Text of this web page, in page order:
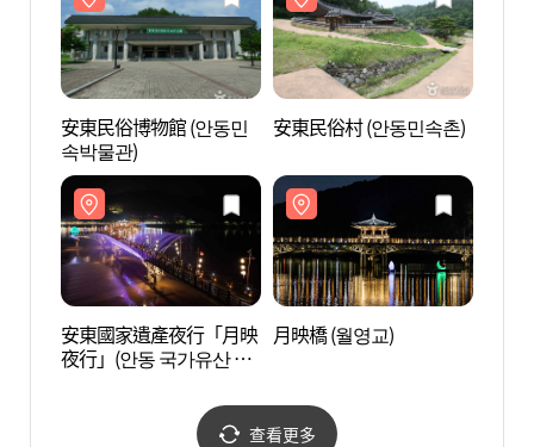
安東民俗博物館 (안동민
속박물관)
安東民俗村 (안동민속촌)
安東國家遺產夜行「月映
夜行」(안동 국가유산 야
月映橋 (월영교)
查看更多